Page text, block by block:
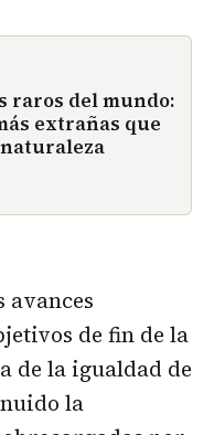
raros del mundo:
extrañas que
avances
de fin de la
de la igualdad de
la